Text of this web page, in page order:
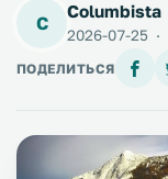
C
Columbista
2026-07-25 ·
ПОДЕЛИТЬСЯ